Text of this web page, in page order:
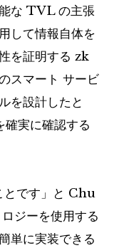
な TVL の主張
して情報自体を
を証明する zk
スマート サービ
を設計したと
実に確認する
とです」と Chu
ジーを使用する
単に実装できる